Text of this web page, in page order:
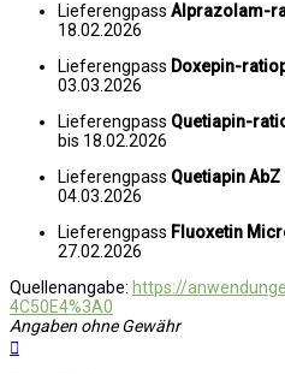
Lieferengpass Alprazolam-
18.02.2026
Lieferengpass Doxepin-
03.03.2026
Lieferengpass Quetiapin-
bis 18.02.2026
Lieferengpass Quetiapin
04.03.2026
Lieferengpass Fluoxetin
27.02.2026
Quellenangabe: https://
4C50E4%3A0
Angaben ohne Gewähr